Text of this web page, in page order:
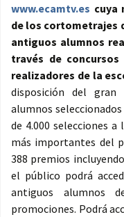
www.ecamtv.es cuya
de los cortometrajes
antiguos alumnos
través de
realizadores de la
disposición del
alumnos
de 4.000 selecciones
más importantes del
388 premios
el público podrá
antiguos alumnos
promociones. Podrá